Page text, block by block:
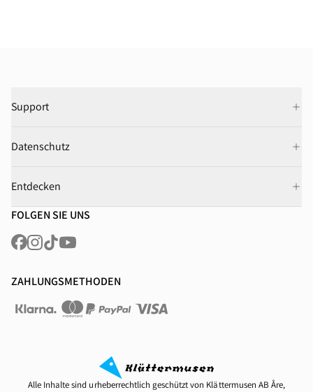
Support
Datenschutz
Entdecken
FOLGEN SIE UNS
ZAHLUNGSMETHODEN
Alle Inhalte sind urheberrechtlich geschützt von Klättermusen AB Åre,